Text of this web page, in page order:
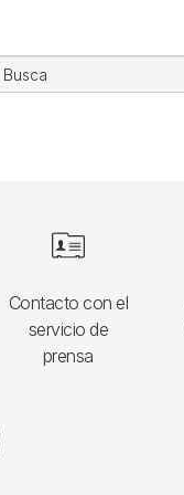
Contacto con el
servicio de
prensa
Image